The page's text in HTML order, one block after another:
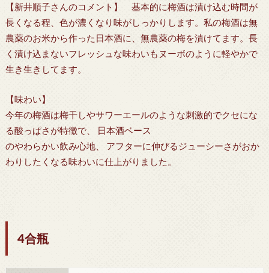
【新井順子さんのコメント】 基本的に梅酒は漬け込む時間が
長くなる程、色が濃くなり味がしっかりします。私の梅酒は無
農薬のお米から作った日本酒に、無農薬の梅を漬けてます。長
く漬け込まないフレッシュな味わいもヌーボのように軽やかで
生き生きしてます。
【味わい】
今年の梅酒は梅干しやサワーエールのような刺激的でクセにな
る酸っぱさが特徴で、 日本酒ベース
のやわらかい飲み心地、 アフターに伸びるジューシーさがおか
わりしたくなる味わいに仕上がりました。
4合瓶